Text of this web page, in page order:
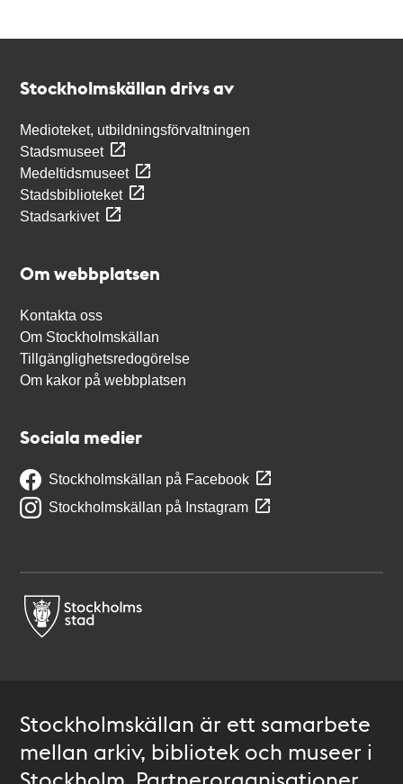
Stockholmskällan drivs av
Medioteket, utbildningsförvaltningen
Stadsmuseet
Medeltidsmuseet
Stadsbiblioteket
Stadsarkivet
Om webbplatsen
Kontakta oss
Om Stockholmskällan
Tillgänglighetsredogörelse
Om kakor på webbplatsen
Sociala medier
Stockholmskällan på Facebook
Stockholmskällan på Instagram
Stockholmskällan är ett samarbete
mellan arkiv, bibliotek och museer i